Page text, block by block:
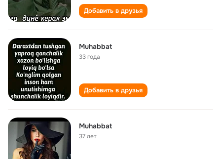
Добавить в друзья
Muhabbat
33 года
Добавить в друзья
Muhabbat
37 лет